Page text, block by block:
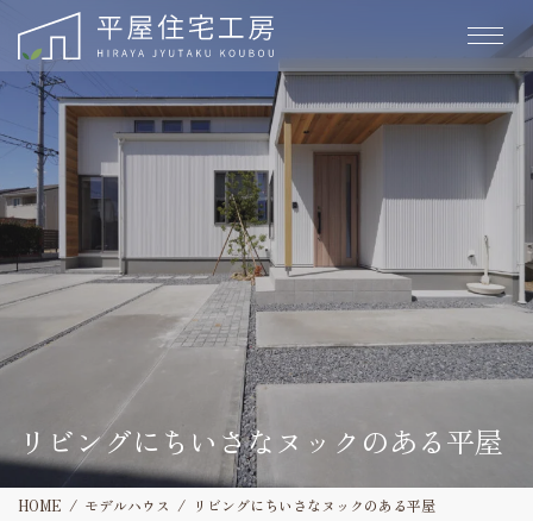
リビングにちいさなヌックのある平屋
HOME モデルハウス リビングにちいさなヌックのある平屋